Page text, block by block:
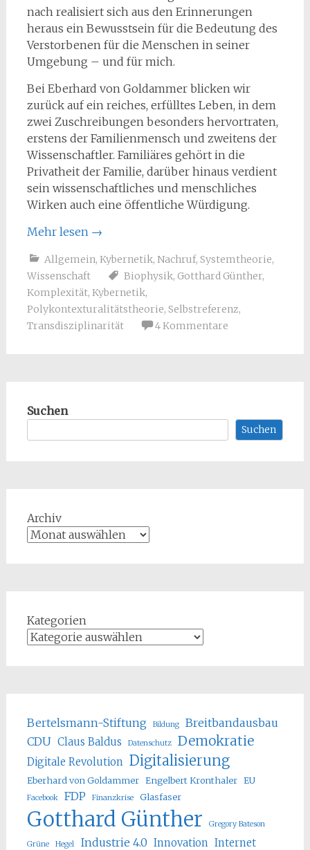
nach realisiert sich aus den Erinnerungen
heraus ein Bewusstsein für die Bedeutung des
Verstorbenen für die Menschen in seiner
Umgebung – und für mich.
Bei Eberhard von Goldammer blicken wir
zurück auf ein reiches, erfülltes Leben, in dem
zwei Zuschreibungen besonders hervortraten,
erstens der Familienmensch und zweitens der
Wissenschaftler. Familiäres gehört in die
Privatheit der Familie, darüber hinaus verdient
sein wissenschaftliches und menschliches
Wirken auch eine öffentliche Würdigung.
Mehr lesen →
Allgemein, Kybernetik, Nachruf, Systemtheorie,
Wissenschaft
Biophysik, Gotthard Günther,
Komplexität, Kybernetik,
Polykontexturalitätstheorie, Selbstreferenz,
Transdisziplinarität
4 Kommentare
Suchen
Suchen
Archiv
Kategorien
Bertelsmann-Stiftung Bildung
Breitbandausbau
CDU Claus Baldus Datenschutz Demokratie
Digitale Revolution Digitalisierung
Eberhard von Goldammer Engelbert Kronthaler EU
Facebook FDP Finanzkrise Glasfaser
Gotthard Günther Gregory Bateson
Grüne Hegel Industrie 4.0 Innovation Internet